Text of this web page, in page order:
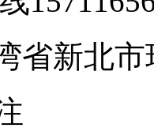
省新北